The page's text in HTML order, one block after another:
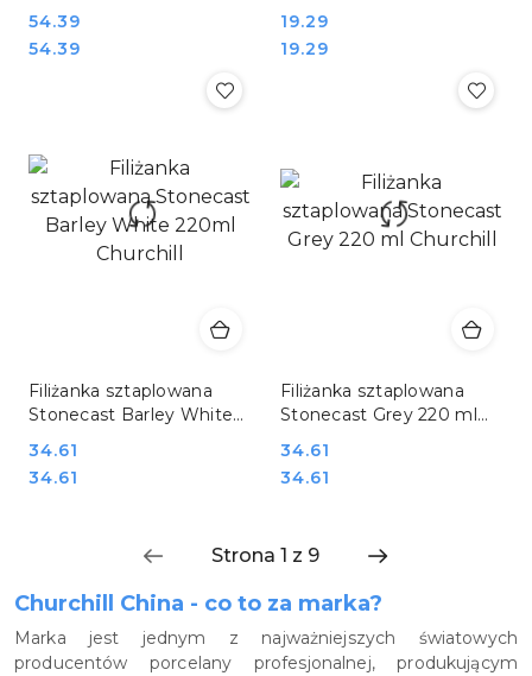
Cena:
54.39
Cena:
54.39
Cena:
19.29
Cena:
19.29
Filiżanka sztaplowana
Stonecast Barley White
Cena:
34.61
Cena:
34.61
Filiżanka sztaplowana
Stonecast Grey 220 ml
Cena:
34.61
Cena:
34.61
Churchill China - co to za marka?
Marka jest jednym z najważniejszych światowych
producentów porcelany profesjonalnej, produkującym